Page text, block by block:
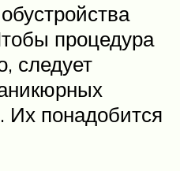
процедура
следует
Их понадобится